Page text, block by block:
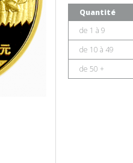
Quantité
de 1 à 9
de 10 à 49
de 50 +